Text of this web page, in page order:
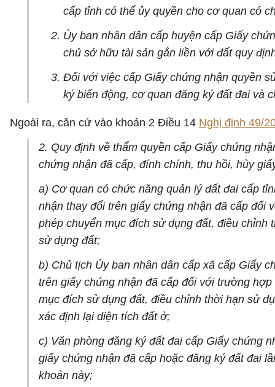
cấp tỉnh có thể ủy quyền cho cơ quan có
Ủy ban nhân dân cấp huyện cấp Giấy
chủ sở hữu tài sản gắn liền với đất quy
Đối với việc cấp Giấy chứng nhận quyền
ký biến động, cơ quan đăng ký đất đai và
Ngoài ra, căn cứ vào khoản 2 Điều 14 Nghị định 49/
2. Quy định về thẩm quyền cấp Giấy chứng
chứng nhận đã cấp, đính chính, thu hồi, hủy
a) Cơ quan có chức năng quản lý đất đai cấp
nhận thay đổi trên giấy chứng nhận đã cấp đối
phép chuyển mục đích sử dụng đất, điều
sử dụng đất;
b) Chủ tịch Ủy ban nhân dân cấp xã cấp Giấy
trên giấy chứng nhận đã cấp đối với trường
mục đích sử dụng đất, điều chỉnh thời hạn sử
xác định lại diện tích đất ở;
c) Văn phòng đăng ký đất đai cấp Giấy chứng
giấy chứng nhận đã cấp hoặc đăng ký đất đai
khoản này;